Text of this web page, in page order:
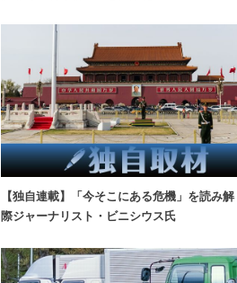
【独自連載】「今そこにある危機」を読み
際ジャーナリスト・ビニシウス氏